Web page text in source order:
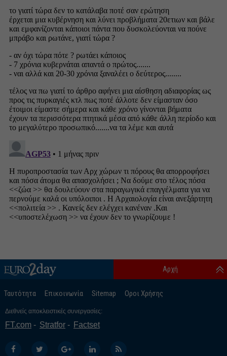
Ταυτότητα Επικοινωνία Sitemap Οροι Χρήσης
Αρχή
Διεθνείς αποκλειστικές συνεργασίες:
FT.com Stratfor Factset